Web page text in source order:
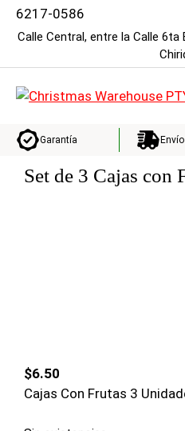
Saltar6217-0586
Calle Central, entre la Calle 6ta
Garantía
Set de 3 Cajas con
$6.50
Cajas Con Frutas 3